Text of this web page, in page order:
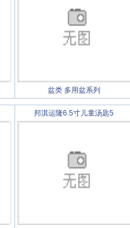
盆类 多用盆系列
邦淇运隆6.5寸儿童汤匙5